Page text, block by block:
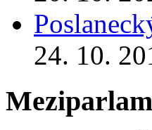
24. 10.